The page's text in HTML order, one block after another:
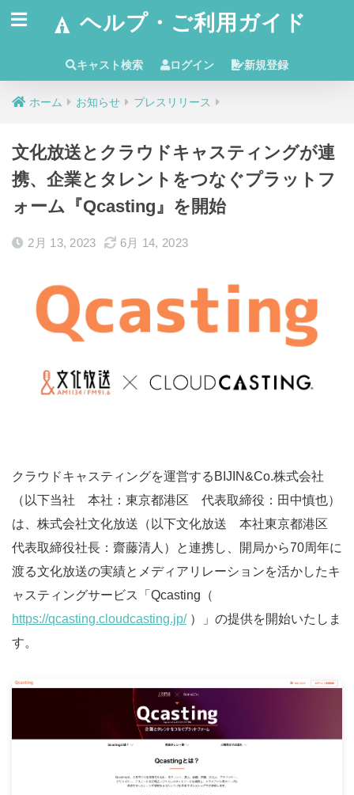
ヘルプ・ご利用ガイド
キャスト検索 ログイン 新規登録
ホーム お知らせ プレスリリース
文化放送とクラウドキャスティングが連
携、企業とタレントをつなぐプラットフ
ォーム『Qcasting』を開始
2月 13, 2023 6月 14, 2023
クラウドキャスティングを運営するBIJIN&Co.株式会社
（以下当社 本社：東京都港区 代表取締役：田中慎也）
は、株式会社文化放送（以下文化放送 本社東京都港区
代表取締役社長：齋藤清人）と連携し、開局から70周年に
渡る文化放送の実績とメディアリレーションを活かしたキ
ャスティングサービス「Qcasting（
https://qcasting.cloudcasting.jp/）」の提供を開始いたしま
す。